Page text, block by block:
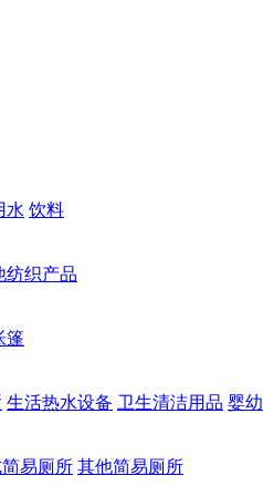
水 饮料
纺织产品
篷
生活热水设备 卫生清洁用品 婴
易厕所 其他简易厕所